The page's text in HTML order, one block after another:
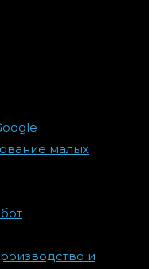
малых
и